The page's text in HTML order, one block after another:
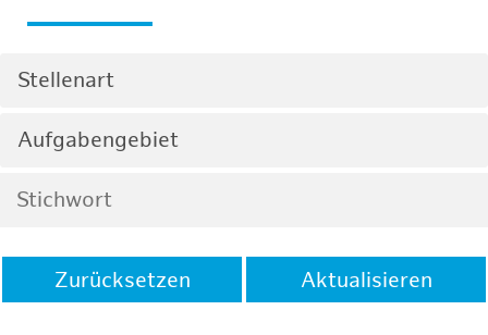
Stellenart
Aufgabengebiet
Zurücksetzen Aktualisieren